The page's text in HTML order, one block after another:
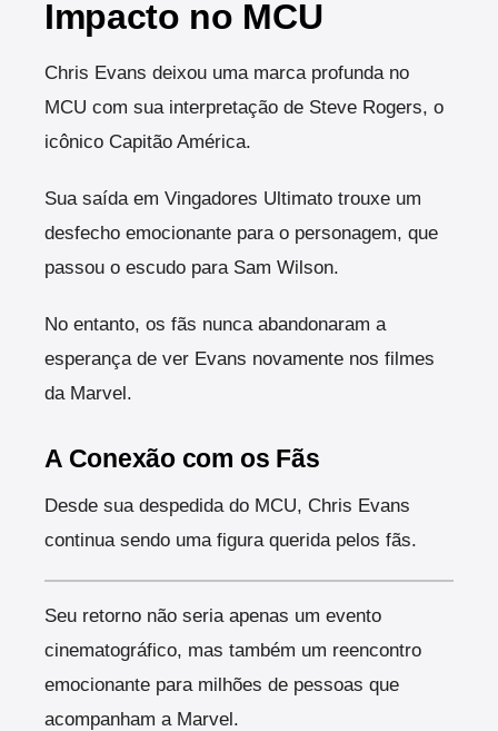
Impacto no MCU
Chris Evans deixou uma marca profunda no
MCU com sua interpretação de Steve Rogers, o
icônico Capitão América.
Sua saída em Vingadores Ultimato trouxe um
desfecho emocionante para o personagem, que
passou o escudo para Sam Wilson.
No entanto, os fãs nunca abandonaram a
esperança de ver Evans novamente nos filmes
da Marvel.
A Conexão com os Fãs
Desde sua despedida do MCU, Chris Evans
continua sendo uma figura querida pelos fãs.
Seu retorno não seria apenas um evento
cinematográfico, mas também um reencontro
emocionante para milhões de pessoas que
acompanham a Marvel.